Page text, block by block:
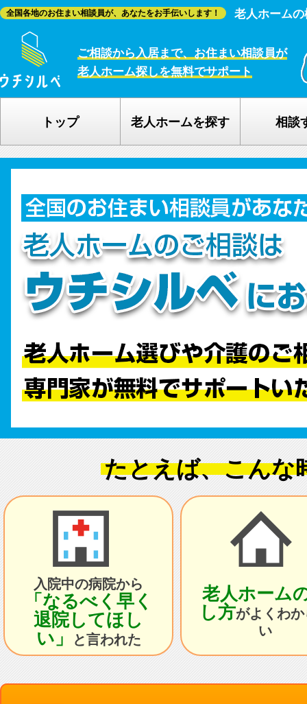
全国各地のお住まい相談員が、あなたをお手伝いします！ 老人ホーム
ご相談から入居まで、お住まい相談員が
老人ホーム探しを無料でサポート
トップ 老人ホームを探す 相談
たとえば、こんな
入院中の病院から
「なるべく早く
退院してほし
い」
と言われた
老人ホーム
し方がよくわか
い